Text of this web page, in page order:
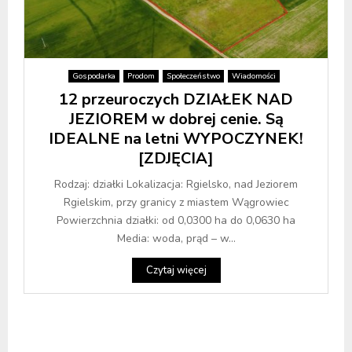
Gospodarka Prodom Społeczeństwo Wiadomości
12 przeuroczych DZIAŁEK NAD
JEZIOREM w dobrej cenie. Są
IDEALNE na letni WYPOCZYNEK!
[ZDJĘCIA]
Rodzaj: działki Lokalizacja: Rgielsko, nad Jeziorem
Rgielskim, przy granicy z miastem Wągrowiec
Powierzchnia działki: od 0,0300 ha do 0,0630 ha
Media: woda, prąd – w...
Czytaj więcej